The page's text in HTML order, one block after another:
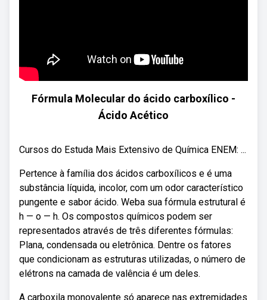
Fórmula Molecular do ácido carboxílico -
Ácido Acético
Cursos do Estuda Mais Extensivo de Química ENEM: ...
Pertence à família dos ácidos carboxílicos e é uma
substância líquida, incolor, com um odor característico
pungente e sabor ácido. Weba sua fórmula estrutural é
h — o — h. Os compostos químicos podem ser
representados através de três diferentes fórmulas:
Plana, condensada ou eletrônica. Dentre os fatores
que condicionam as estruturas utilizadas, o número de
elétrons na camada de valência é um deles.
A carboxila monovalente só aparece nas extremidades